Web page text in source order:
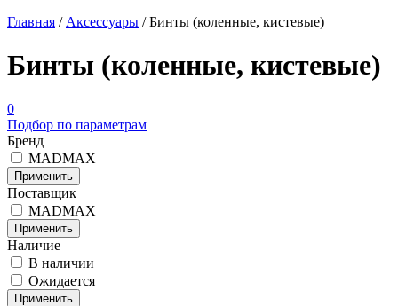
Главная / Аксессуары /Бинты (коленные, кистевые)
Бинты (коленные, кистевые)
0
Подбор по параметрам
Бренд
MADMAX
Поставщик
MADMAX
Наличие
В наличии
Ожидается